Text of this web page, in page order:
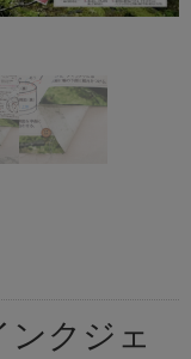
ンクジェ